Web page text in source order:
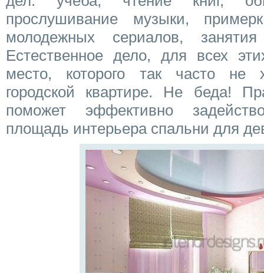
прослушивание музыки,
молодежных сериалов,
Естественное дело, для всех
место, которого так часто не
городской квартире. Не беда!
поможет эффективно
площадь интерьера спальни для